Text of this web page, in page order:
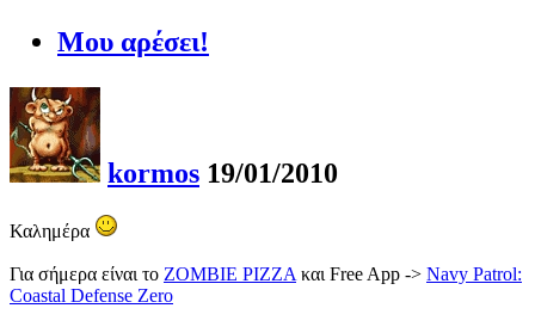
Μου αρέσει!
kormos 19/01/2010
Καλημέρα
Για σήμερα είναι το ZOMBIE PIZZA και Free App -> Navy Patrol:
Coastal Defense Zero